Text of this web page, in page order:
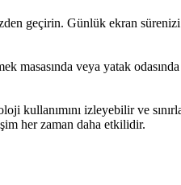
geçirin. Günlük ekran
masasında veya yatak
kullanımını izleyebilir ve
her zaman daha etkilidir.